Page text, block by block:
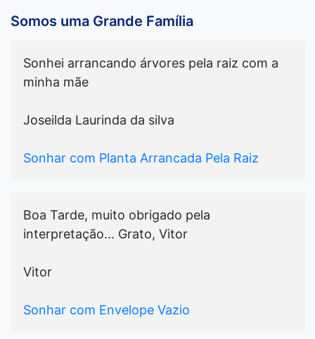
Somos uma Grande Família
Sonhei arrancando árvores pela raiz com a
minha mãe
Joseilda Laurinda da silva
Sonhar com Planta Arrancada Pela Raiz
Boa Tarde, muito obrigado pela
interpretação... Grato, Vitor
Vitor
Sonhar com Envelope Vazio